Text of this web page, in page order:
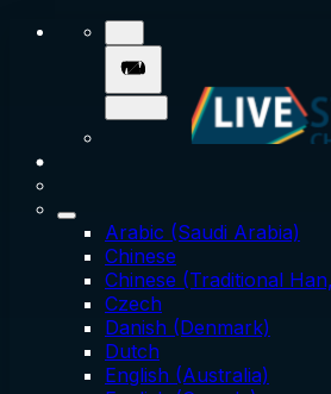
Arabic (Saudi Arabia)
Chinese
Chinese (Traditional
Czech
Danish (Denmark)
Dutch
English (Australia)